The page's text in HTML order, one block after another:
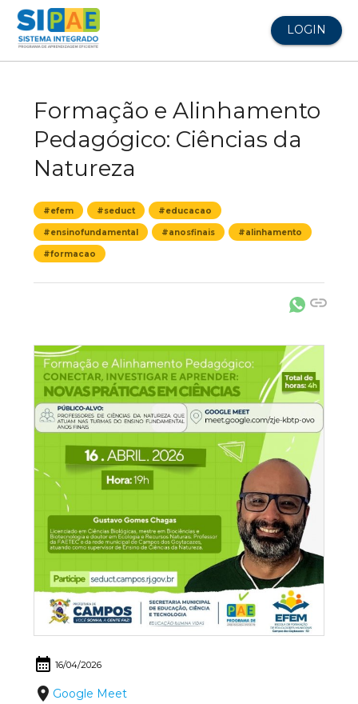
LOGIN
Formação e Alinhamento
Pedagógico: Ciências da
Natureza
#efem #seduct #educacao
#ensinofundamental #anosfinais #alinhamento
#formacao
link
calendar_month 16/04/2026
place Google Meet